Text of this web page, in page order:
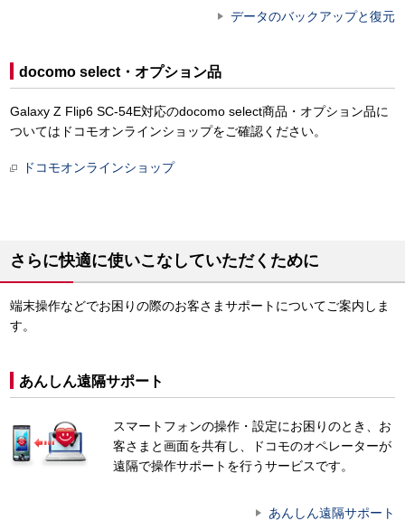
データのバックアップと復元
docomo select・オプション品
Galaxy Z Flip6 SC-54E対応のdocomo select商品・オプション品に
ついてはドコモオンラインショップをご確認ください。
ドコモオンラインショップ
さらに快適に使いこなしていただくために
端末操作などでお困りの際のお客さまサポートについてご案内しま
す。
あんしん遠隔サポート
スマートフォンの操作・設定にお困りのとき、お
客さまと画面を共有し、ドコモのオペレーターが
遠隔で操作サポートを行うサービスです。
あんしん遠隔サポート